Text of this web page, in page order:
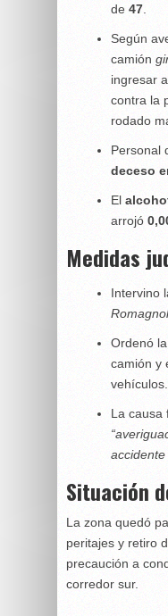
de 47
Según
camión
ingresar
contra la
rodado
Personal
deceso
El
arrojó
Medidas
Intervino
Ordenó la
camión y
vehículos.
La causa
accidente
Situación
La zona quedó
peritajes y retiro
precaución a
corredor sur.